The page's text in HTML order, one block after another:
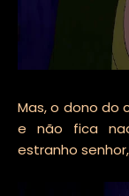
Mas, o dono do
e não fica
estranho